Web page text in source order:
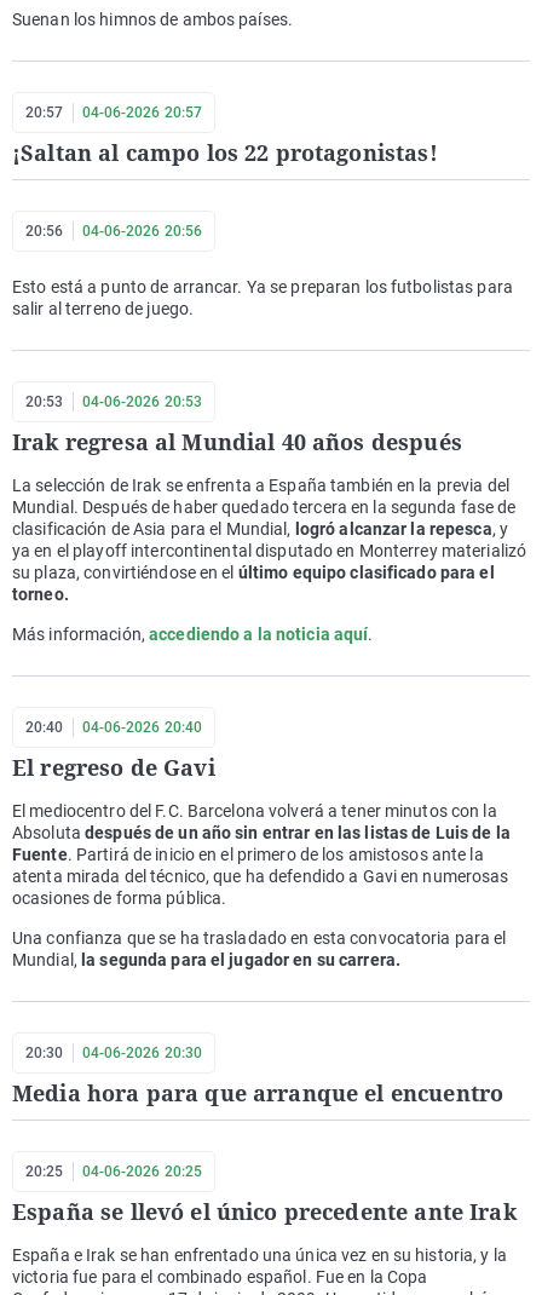
Suenan los himnos de ambos países.
20:57 04-06-2026 20:57
¡Saltan al campo los 22 protagonistas!
20:56 04-06-2026 20:56
Esto está a punto de arrancar. Ya se preparan los futbolistas para
salir al terreno de juego.
20:53 04-06-2026 20:53
Irak regresa al Mundial 40 años después
La selección de Irak se enfrenta a España también en la previa del
Mundial. Después de haber quedado tercera en la segunda fase de
clasificación de Asia para el Mundial, logró alcanzar la repesca, y
ya en el playoff intercontinental disputado en Monterrey materializó
su plaza, convirtiéndose en el último equipo clasificado para el
torneo.
Más información,accediendo a la noticia aquí.
20:40 04-06-2026 20:40
El regreso de Gavi
El mediocentro del F.C. Barcelona volverá a tener minutos con la
Absolutadespués de un año sin entrar en las listas de Luis de la
Fuente. Partirá de inicio en el primero de los amistosos ante la
atenta mirada del técnico, que ha defendido a Gavi en numerosas
ocasiones de forma pública.
Una confianza que se ha trasladado en esta convocatoria para el
Mundial, la segunda para el jugador en su carrera.
20:30 04-06-2026 20:30
Media hora para que arranque el encuentro
20:25 04-06-2026 20:25
España se llevó el único precedente ante Irak
España e Irak se han enfrentado una única vez en su historia, y la
victoria fue para el combinado español. Fue en la Copa